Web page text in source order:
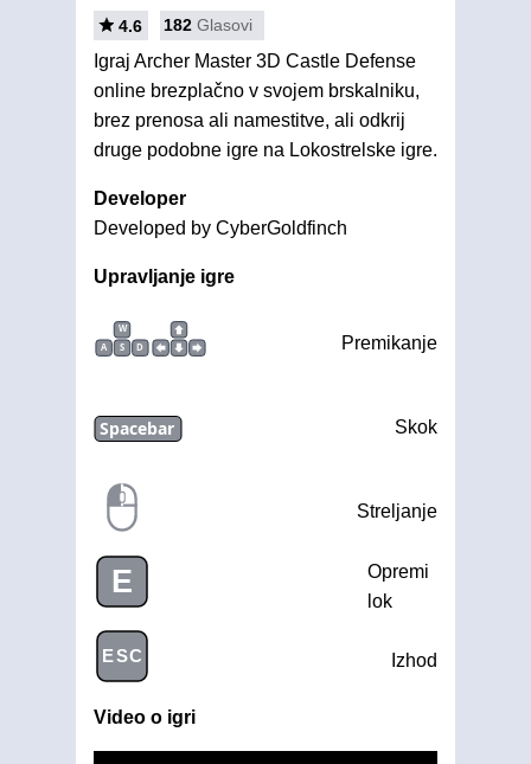
4.6 182 Glasovi
Igraj Archer Master 3D Castle Defense
online brezplačno v svojem brskalniku,
brez prenosa ali namestitve, ali odkrij
druge podobne igre na Lokostrelske igre.
Developer
Developed by CyberGoldfinch
Upravljanje igre
W
A
S D Premikanje
Spacebar Skok
Streljanje
E
Opremi
lok
ESC Izhod
Video o igri